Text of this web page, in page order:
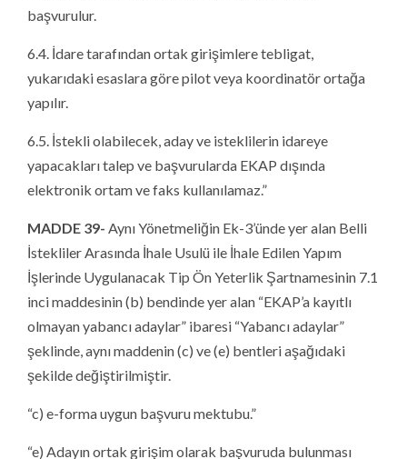
başvurulur.
6.4. İdare tarafından ortak girişimlere tebligat,
yukarıdaki esaslara göre pilot veya koordinatör ortağa
yapılır.
6.5. İstekli olabilecek, aday ve isteklilerin idareye
yapacakları talep ve başvurularda EKAP dışında
elektronik ortam ve faks kullanılamaz.”
MADDE 39- Aynı Yönetmeliğin Ek-3’ünde yer alan Belli
İstekliler Arasında İhale Usulü ile İhale Edilen Yapım
İşlerinde Uygulanacak Tip Ön Yeterlik Şartnamesinin 7.1
inci maddesinin (b) bendinde yer alan “EKAP’a kayıtlı
olmayan yabancı adaylar” ibaresi “Yabancı adaylar”
şeklinde, aynı maddenin (c) ve (e) bentleri aşağıdaki
şekilde değiştirilmiştir.
“c) e-forma uygun başvuru mektubu.”
“e) Adayın ortak girişim olarak başvuruda bulunması